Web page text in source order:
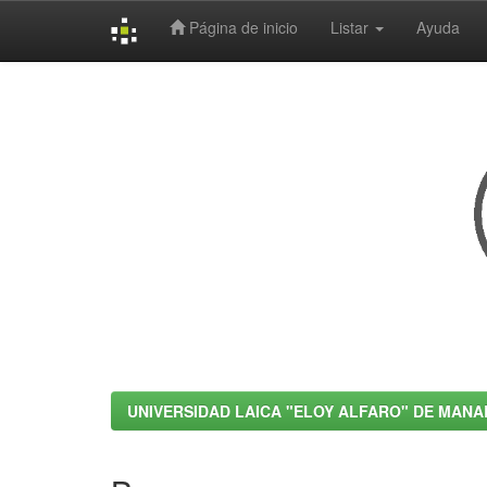
Página de inicio Listar Ayuda
UNIVERSIDAD LAICA "ELOY ALFARO" DE